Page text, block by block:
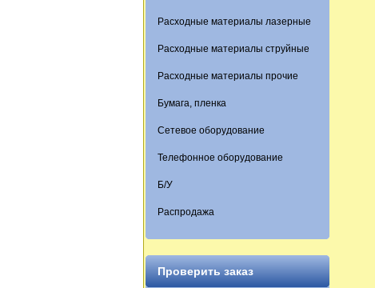
Расходные материалы лазерные
Расходные материалы струйные
Расходные материалы прочие
Бумага, пленка
Сетевое оборудование
Телефонное оборудование
Б/У
Распродажа
Проверить заказ